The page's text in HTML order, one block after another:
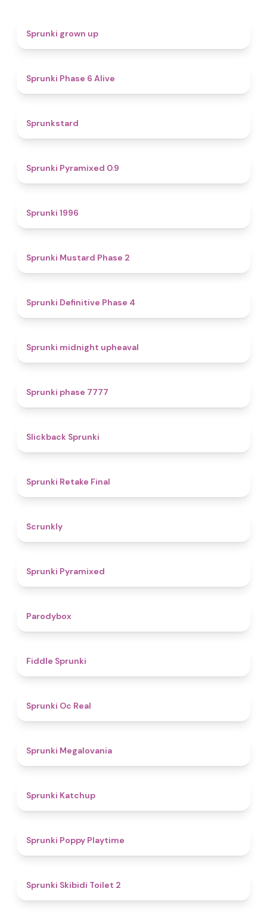
Sprunki grown up
Sprunki Phase 6 Alive
Sprunkstard
Sprunki Pyramixed 0.9
Sprunki 1996
Sprunki Mustard Phase 2
Sprunki Definitive Phase 4
Sprunki midnight upheaval
Sprunki phase 7777
Slickback Sprunki
Sprunki Retake Final
Scrunkly
Sprunki Pyramixed
Parodybox
Fiddle Sprunki
Sprunki Oc Real
Sprunki Megalovania
Sprunki Katchup
Sprunki Poppy Playtime
Sprunki Skibidi Toilet 2